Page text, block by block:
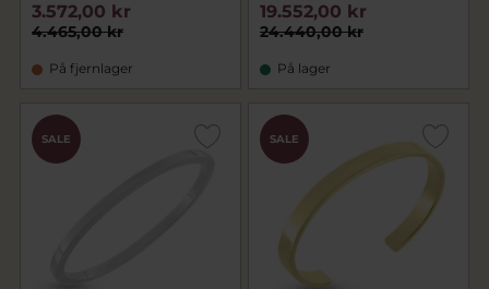
4.465,00 kr
3.572,00 kr
På fjernlager
24.440,00 kr
19.552,00 kr
På lager
SALE SALE